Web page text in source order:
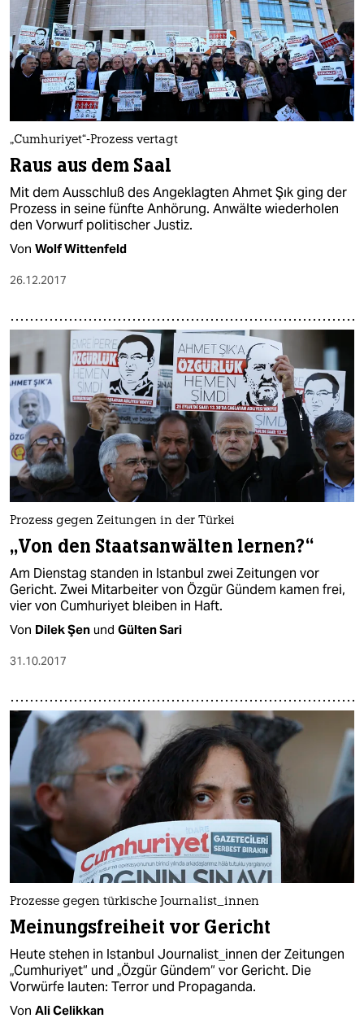
„Cumhuriyet“-Prozess vertagt
Raus aus dem Saal
Mit dem Ausschluß des Angeklagten Ahmet Şık ging der
Prozess in seine fünfte Anhörung. Anwälte wiederholen
den Vorwurf politischer Justiz.
Von Wolf Wittenfeld
26.12.2017
Prozess gegen Zeitungen in der Türkei
„Von den Staatsanwälten lernen?“
Am Dienstag standen in Istanbul zwei Zeitungen vor
Gericht. Zwei Mitarbeiter von Özgür Gündem kamen frei,
vier von Cumhuriyet bleiben in Haft.
Von Dilek Şen und Gülten Sari
31.10.2017
Prozesse gegen türkische Journalist_innen
Meinungsfreiheit vor Gericht
Heute stehen in Istanbul Journalist_innen der Zeitungen
„Cumhuriyet“ und „Özgür Gündem“ vor Gericht. Die
Vorwürfe lauten: Terror und Propaganda.
Von Ali Celikkan